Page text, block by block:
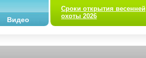
Видео
Сроки открытия весенней
охоты 2026